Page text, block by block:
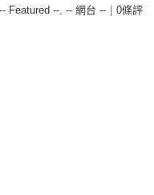
-- Featured --, -- 網台 --
0條評